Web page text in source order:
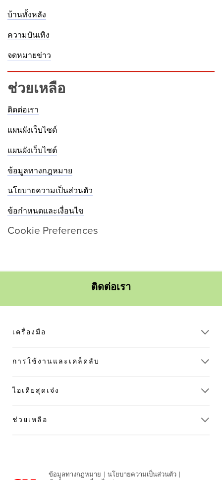
บ้านทั้งหลัง
ความบันเทิง
จดหมายข่าว
ช่วยเหลือ
ติดต่อเรา
แผนผังเว็บไซต์
แผนผังเว็บไซต์
ข้อมูลทางกฎหมาย
นโยบายความเป็นส่วนตัว
ข้อกำหนดและเงื่อนไข
Cookie Preferences
ติดต่อเรา
เครื่องมือ
การใช้งานและเคล็ดลับ
ไอเดียสุดเจ๋ง
ช่วยเหลือ
ข้อมูลทางกฎหมาย นโยบายความเป็นส่วนตัว